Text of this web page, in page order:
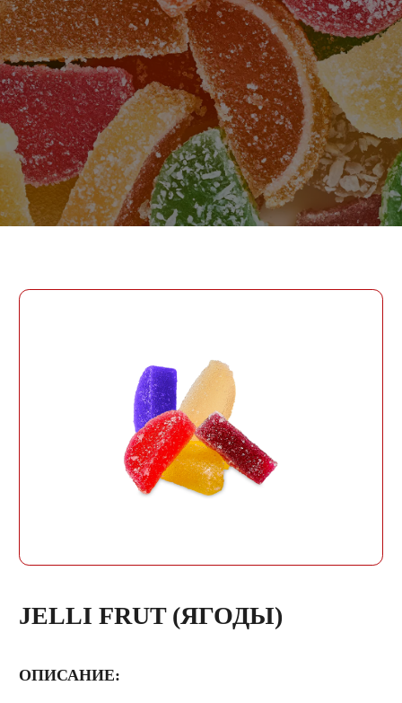
JELLI FRUT (ЯГОДЫ)
ОПИСАНИЕ:
PHONE
ДАТА РОЖДЕНИЯ
ПАРОЛЬ
Забыли пароль?
ВОЙТИ
ОТПРАВИТЬ
СОЗДАТЬ УЧЕТНУЮ ЗАПИСЬ
ВОЙТИ
PHONE
СОЗДАТЬ УЧЕТНУЮ
ЗАПИСЬ